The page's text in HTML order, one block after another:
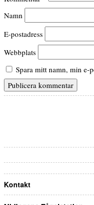
Namn
E-postadress
Webbplats
Spara mitt namn, min e-
Kontakt